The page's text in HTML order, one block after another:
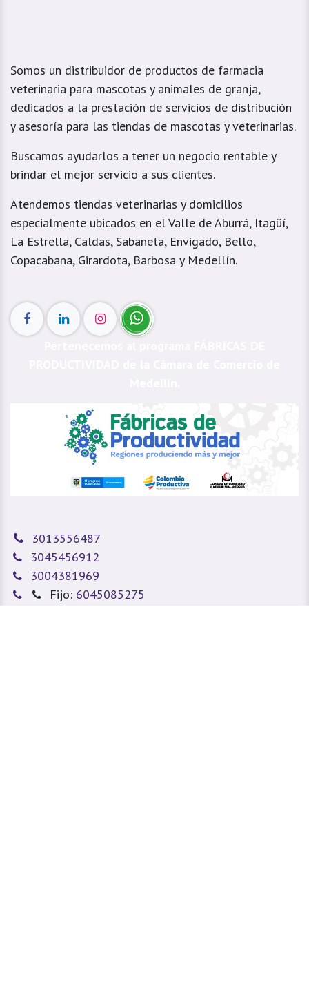
Somos un distribuidor de productos de farmacia
veterinaria para mascotas y animales de granja,
dedicados a la prestación de servicios de distribución
y asesoría para las tiendas de mascotas y veterinarias.
Buscamos ayudarlos a tener un negocio rentable y
brindar el mejor servicio a sus clientes.
Atendemos tiendas veterinarias y domicilios
especialmente ubicados en el Valle de Aburrá, Itagüí,
La Estrella, Caldas, Sabaneta, Envigado, Bello,
Copacabana, Girardota, Barbosa y Medellín.
3013556487
3045456912
3004381969
Fijo: 6045085275